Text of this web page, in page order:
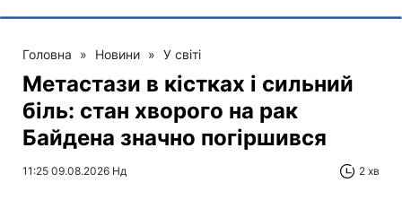
Головна » Новини » У світі
Метастази в кістках і сильний
біль: стан хворого на рак
Байдена значно погіршився
11:25 09.08.2026 Нд 2 хв